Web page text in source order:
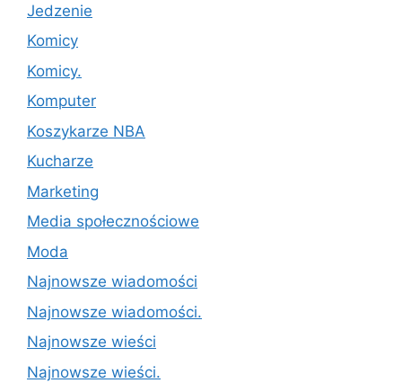
Jedzenie
Komicy
Komicy.
Komputer
Koszykarze NBA
Kucharze
Marketing
Media społecznościowe
Moda
Najnowsze wiadomości
Najnowsze wiadomości.
Najnowsze wieści
Najnowsze wieści.